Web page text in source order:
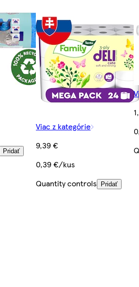
Pridať
Viac z kategórie
9,39 €
0,39 €/kus
Quantity controls
Pridať